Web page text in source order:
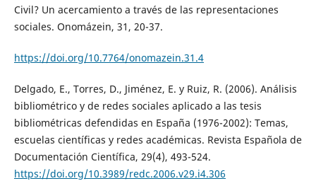
Civil? Un acercamiento a través de las representaciones
sociales. Onomázein, 31, 20-37.
https://doi.org/10.7764/onomazein.31.4
Delgado, E., Torres, D., Jiménez, E. y Ruiz, R. (2006). Análisis
bibliométrico y de redes sociales aplicado a las tesis
bibliométricas defendidas en España (1976-2002): Temas,
escuelas científicas y redes académicas. Revista Española de
Documentación Científica, 29(4), 493-524.
https://doi.org/10.3989/redc.2006.v29.i4.306